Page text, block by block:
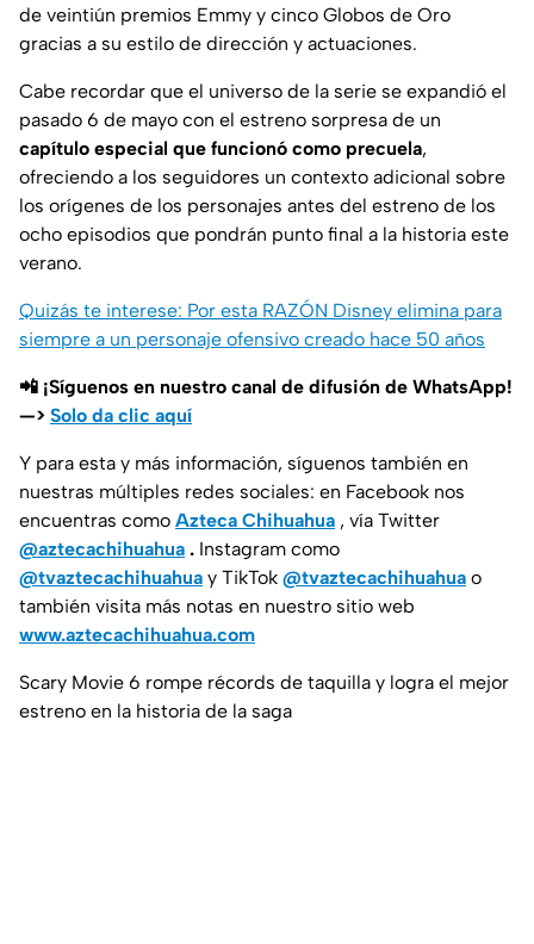
de veintiún premios Emmy y cinco Globos de Oro
gracias a su estilo de dirección y actuaciones.
Cabe recordar que el universo de la serie se expandió el
pasado 6 de mayo con el estreno sorpresa de un
capítulo especial que funcionó como precuela,
ofreciendo a los seguidores un contexto adicional sobre
los orígenes de los personajes antes del estreno de los
ocho episodios que pondrán punto final a la historia este
verano.
Quizás te interese: Por esta RAZÓN Disney elimina para
siempre a un personaje ofensivo creado hace 50 años
📲 ¡Síguenos en nuestro canal de difusión de WhatsApp!
—> Solo da clic aquí
Y para esta y más información, síguenos también en
nuestras múltiples redes sociales: en Facebook nos
encuentras como Azteca Chihuahua , vía Twitter
@aztecachihuahua . Instagram como
@tvaztecachihuahua y TikTok @tvaztecachihuahua o
también visita más notas en nuestro sitio web
www.aztecachihuahua.com
Scary Movie 6 rompe récords de taquilla y logra el mejor
estreno en la historia de la saga